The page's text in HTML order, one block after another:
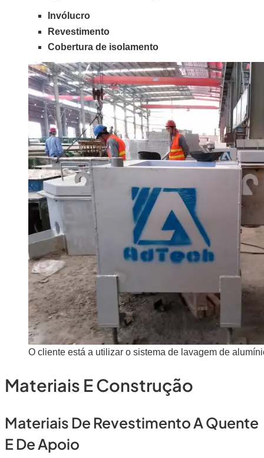
Invólucro
Revestimento
Cobertura de isolamento
O cliente está a utilizar o sistema de lavagem de
Materiais E Construção
Materiais De Revestimento A Quente
E De Apoio